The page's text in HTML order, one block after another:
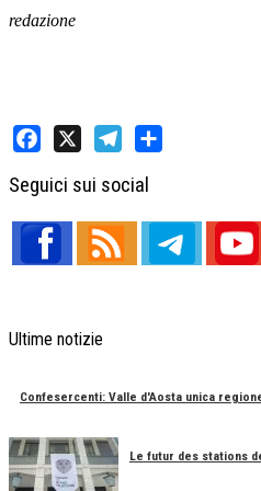
redazione
Seguici sui social
Ultime notizie
Confesercenti: Valle d'Aosta unica
Le futur des stations